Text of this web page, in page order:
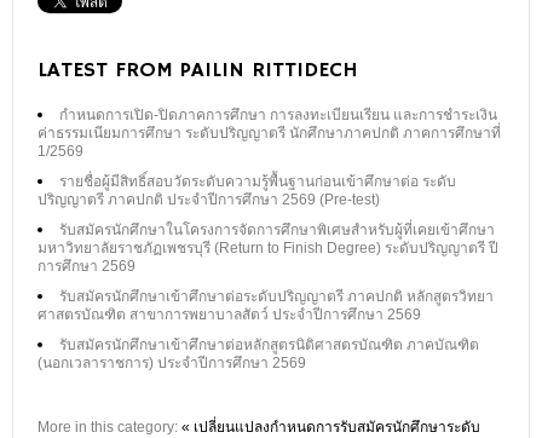
LATEST FROM PAILIN RITTIDECH
กำหนดการเปิด-ปิดภาคการศึกษา การลงทะเบียนเรียน และการชำระเงิน
ค่าธรรมเนียมการศึกษา ระดับปริญญาตรี นักศึกษาภาคปกติ ภาคการศึกษาที่
1/2569
รายชื่อผู้มีสิทธิ์สอบวัดระดับความรู้พื้นฐานก่อนเข้าศึกษาต่อ ระดับ
ปริญญาตรี ภาคปกติ ประจำปีการศึกษา 2569 (Pre-test)
รับสมัครนักศึกษาในโครงการจัดการศึกษาพิเศษสำหรับผู้ที่เคยเข้าศึกษา
มหาวิทยาลัยราชภัฏเพชรบุรี (Return to Finish Degree) ระดับปริญญาตรี ปี
การศึกษา 2569
รับสมัครนักศึกษาเข้าศึกษาต่อระดับปริญญาตรี ภาคปกติ หลักสูตรวิทยา
ศาสตรบัณฑิต สาขาการพยาบาลสัตว์ ประจำปีการศึกษา 2569
รับสมัครนักศึกษาเข้าศึกษาต่อหลักสูตรนิติศาสตรบัณฑิต ภาคบัณฑิต
(นอกเวลาราชการ) ประจำปีการศึกษา 2569
More in this category: « เปลี่ยนแปลงกำหนดการรับสมัครนักศึกษาระดับ